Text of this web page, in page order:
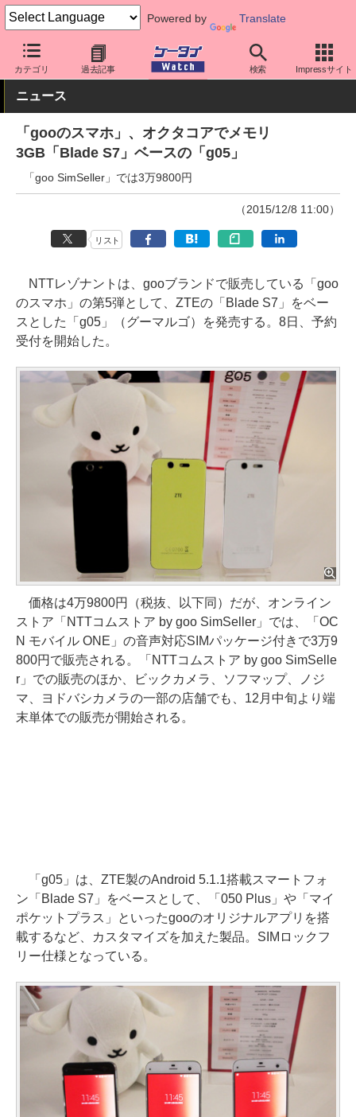
Powered by Translate
カテゴリ 過去記事 検索 Impressサイト
ケータイ Watch 格安スマホ/格安SIM 格安スマホ/SIMフリースマ
ニュース
「gooのスマホ」、オクタコアでメモリ
3GB「Blade S7」ベースの「g05」
「goo SimSeller」では3万9800円
（2015/12/8 11:00）
リスト
NTTレゾナントは、gooブランドで販売している「goo
のスマホ」の第5弾として、ZTEの「Blade S7」をベー
スとした「g05」（グーマルゴ）を発売する。8日、予約
受付を開始した。
価格は4万9800円（税抜、以下同）だが、オンライン
ストア「NTTコムストア by goo SimSeller」では、「OC
N モバイル ONE」の音声対応SIMパッケージ付きで3万9
800円で販売される。「NTTコムストア by goo SimSelle
r」での販売のほか、ビックカメラ、ソフマップ、ノジ
マ、ヨドバシカメラの一部の店舗でも、12月中旬より端
末単体での販売が開始される。
「g05」は、ZTE製のAndroid 5.1.1搭載スマートフォ
ン「Blade S7」をベースとして、「050 Plus」や「マイ
ポケットプラス」といったgooのオリジナルアプリを搭
載するなど、カスタマイズを加えた製品。SIMロックフ
リー仕様となっている。